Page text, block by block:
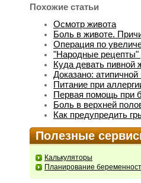
Похожие статьи
Осмотр живота
Боль в животе.
Операция по
"Народные рецепты"
Куда девать пивной
Доказано:
Питание при
Первая помощь при
Боль в верхней
Как предупредить
Полезные
Калькуляторы
Планирование